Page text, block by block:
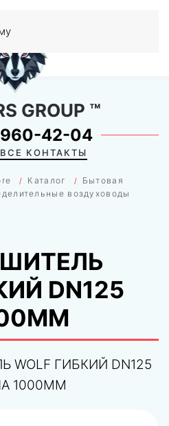
Каталог
Бытовая
воздуховоды
GROUP ™
42-04
КОНТАКТЫ
DN125